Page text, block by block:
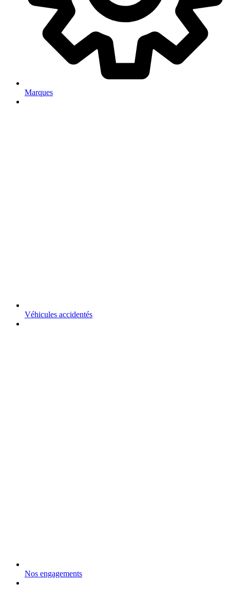
Marques
Véhicules accidentés
Nos engagements